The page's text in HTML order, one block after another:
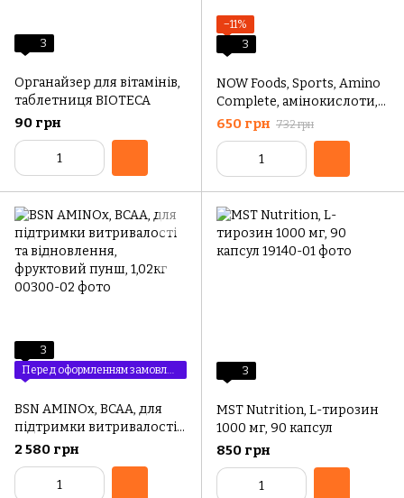
3
Органайзер для вітамінів,
таблетниця BIOTECA
90 грн
−11%
3
NOW Foods, Sports, Amino
Complete, амінокислоти,
120 рослинних капсул
650 грн 732 грн
3
Перед оформленням замовлення уточюйте ціну
BSN AMINOx, BCAA, для
підтримки витривалості
та відновлення,
фруктовий пунш, 1,02кг
2 580 грн
3
MST Nutrition, L-тирозин
1000 мг, 90 капсул
850 грн